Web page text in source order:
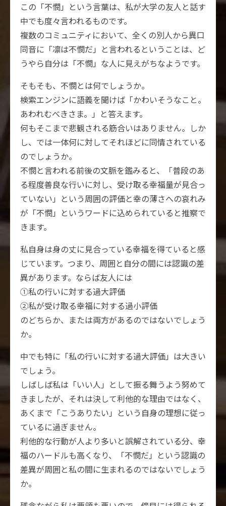
この「不憫」という言葉は、私が大学の友人と話す
中でも度々言われるものです。
複数のコミュニティにおいて、全くの別人から異口
同音に「凛は不憫だ」と言われるということは、ど
うやら自分は「不憫」な人に見えがちなようです。
そもそも、不憫とは何でしょうか。
検索エンジンに語義を聞けば「かわいそうなこと。
あわれむべきさま。」と答えます。
何もそこまで悲観される筋合いはありません。しか
し、では一体何に対してそれほどに同情されている
のでしょうか。
不憫と言われる前後の文脈を鑑みると、「普段のあ
る程度善良な行いに対し、受け取る幸福量が見合っ
ていない」という周囲の評価と幸の薄さへの哀れみ
が「不憫」というワードに込められていると推察で
きます。
私自身は身の丈に見合っている幸福を得ていると感
じています。つまり、周囲と自分の間には認識の差
異があります。ならば友人には
①私の行いに対する過大評価
②私が受け取る幸福に対する過小評価
のどちらか、または両方があるのではないでしょう
か。
中でも特に「私の行いに対する過大評価」は大きい
でしょう。
しばしば私は「いい人」として振る舞うよう努めて
きましたが、それは決して利他的な理由ではなく、
あくまで「こうありたい」という自身の理想に従っ
ているに過ぎません。
利他的な行動が人より多いと誤解されている分、幸
福のハードルも高くなり、「不憫だ」という認識の
差異が周囲と私の間に生まれるのではないでしょう
か。